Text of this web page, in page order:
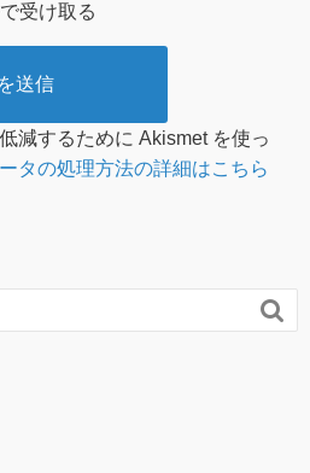
受け取る
減するために Akismet を使っ
タの処理方法の詳細はこちら
